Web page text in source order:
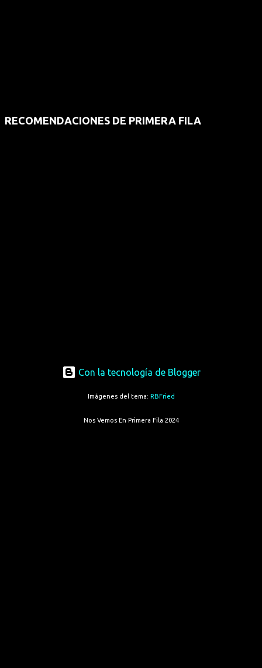
RECOMENDACIONES DE PRIMERA FILA
Con la tecnología de Blogger
Imágenes del tema: RBFried
Nos Vemos En Primera Fila 2024